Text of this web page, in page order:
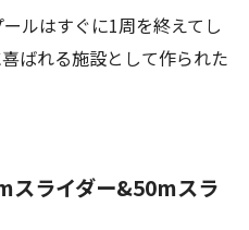
ルはすぐに1周を終えてし
ばれる施設として作られた
スライダー&50mスラ